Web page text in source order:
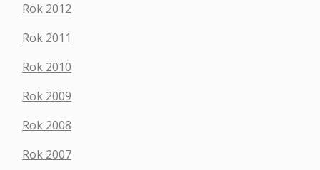
Rok 2012
Rok 2011
Rok 2010
Rok 2009
Rok 2008
Rok 2007